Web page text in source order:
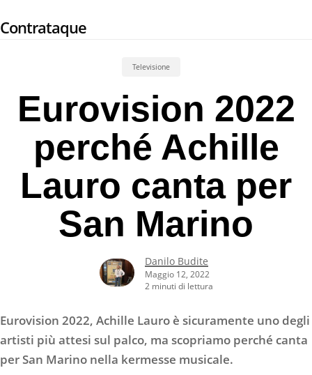
to
Contrataque
Televisione
Eurovision 2022
perché Achille
Lauro canta per
San Marino
Danilo Budite
Maggio 12, 2022
2 minuti di lettura
Eurovision 2022, Achille Lauro è sicuramente uno degli
artisti più attesi sul palco, ma scopriamo perché canta
per San Marino nella kermesse musicale.